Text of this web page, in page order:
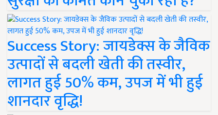
Success Story: जायडेक्स के जैविक
उत्पादों से बदली खेती की तस्वीर,
लागत हुई 50% कम, उपज में भी हुई
शानदार वृद्धि!